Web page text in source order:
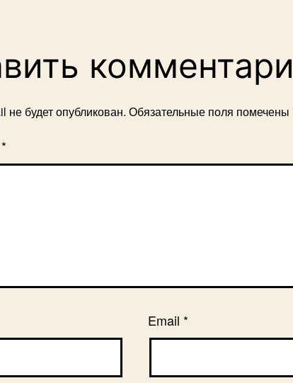
будет опубликован. Обязательные поля помечены
*
Email *